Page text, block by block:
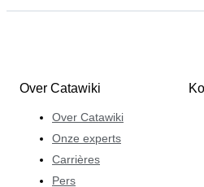
Over Catawiki
Over Catawiki
Onze experts
Carrières
Pers